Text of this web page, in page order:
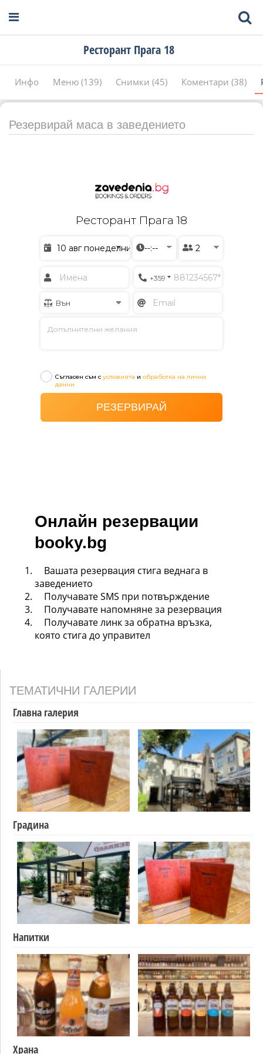
Ресторант Прага 18
Инфо Меню (139) Снимки (45) Коментари (38)
Резервирай маса в заведението
Онлайн резервации
booky.bg
Вашата резервация стига веднага в
заведението
Получавате SMS при потвърждение
Получавате напомняне за резервация
Получавате линк за обратна връзка,
която стига до управител
ТЕМАТИЧНИ ГАЛЕРИИ
Главна галерия
Градина
Напитки
Храна